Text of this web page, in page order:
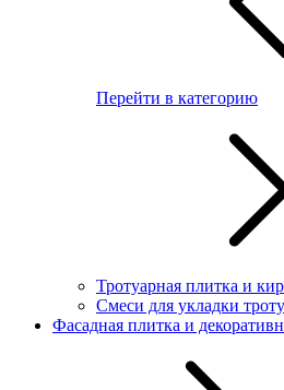
Перейти в категорию
Тротуарная плитка и
Смеси для укладки
Фасадная плитка и